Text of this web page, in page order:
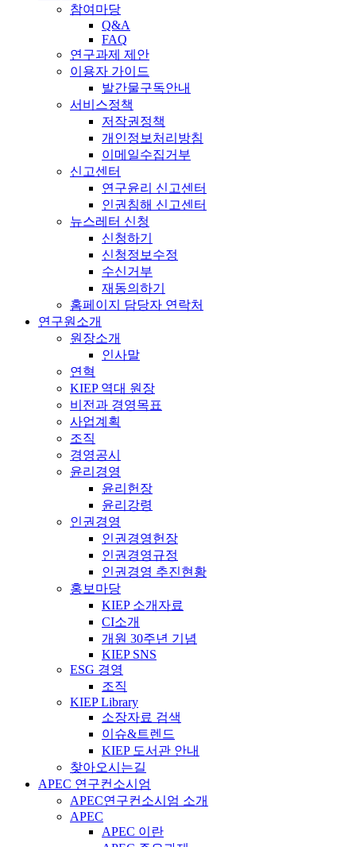
참여마당
Q&A
FAQ
연구과제 제안
이용자 가이드
발간물구독안내
서비스정책
저작권정책
개인정보처리방침
이메일수집거부
신고센터
연구윤리 신고센터
인권침해 신고센터
뉴스레터 신청
신청하기
신청정보수정
수신거부
재동의하기
홈페이지 담당자 연락처
연구원소개
원장소개
인사말
연혁
KIEP 역대 원장
비전과 경영목표
사업계획
조직
경영공시
윤리경영
윤리헌장
윤리강령
인권경영
인권경영헌장
인권경영규정
인권경영 추진현황
홍보마당
KIEP 소개자료
CI소개
개원 30주년 기념
KIEP SNS
ESG 경영
조직
KIEP Library
소장자료 검색
이슈&트렌드
KIEP 도서관 안내
찾아오시는길
APEC 연구컨소시엄
APEC연구컨소시엄 소개
APEC
APEC 이란